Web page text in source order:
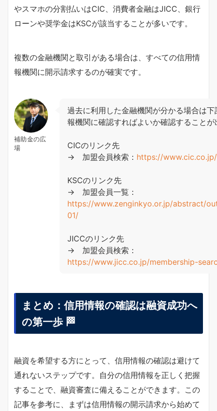
やスマホの分割払いはCIC、消費者金融はJICC、銀行
ローンや奨学金はKSCが該当することが多いです。
複数の金融機関と取引がある場合は、すべての信用情
報機関に開示請求するのが確実です。
補助金の広
場
過去に利用した金融機関が分かる場合は
報機関に確認すればよいか確認することが
CICのリンク先
→ 加盟会員検索： https://
KSCのリンク先
→ 加盟会員一覧：
https://www.zenginkyo.or.jp/abstract/
01/
JICCのリンク先
→ 加盟会員検索：
https://www.jicc.co.jp/membership-
まとめ：信用情報の確認は融資成功へ
の第一歩 🏁
融資を希望する方にとって、信用情報の確認は避けて
通れないステップです。自分の信用情報を正しく把握
することで、融資審査に備えることができます。この
記事を参考に、まずは信用情報の開示請求から始めて